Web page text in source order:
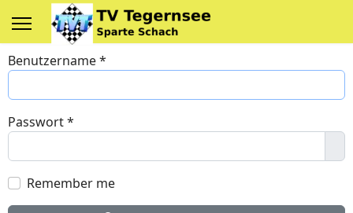
Benutzername*
Passwort*
Remember me